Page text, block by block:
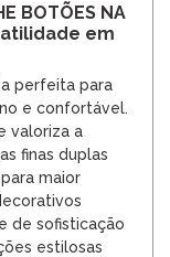
BOTÕES NA
em
perfeita para
e confortável.
valoriza a
finas duplas
maior
de sofisticação
estilosas